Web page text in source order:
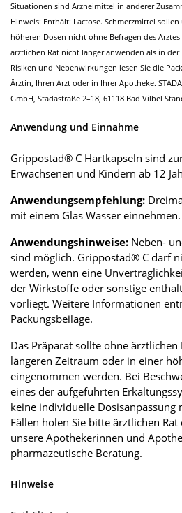
Situationen sind Arzneimittel in anderer
Hinweis: Enthält: Lactose. Schmerzmittel
höheren Dosen nicht ohne Befragen des
ärztlichen Rat nicht länger anwenden als in der
Risiken und Nebenwirkungen lesen Sie die
Ärztin, Ihren Arzt oder in Ihrer Apotheke.
GmbH, Stadastraße 2–18, 61118 Bad Vilbel
Anwendung und Einnahme
Grippostad® C Hartkapseln sind
Erwachsenen und Kindern ab 12
Anwendungsempfehlung:
mit einem Glas Wasser einnehmen.
Anwendungshinweise: Neben-
sind möglich. Grippostad® C darf
werden, wenn eine
der Wirkstoffe oder sonstige
vorliegt. Weitere Informationen
Packungsbeilage.
Das Präparat sollte ohne
längeren Zeitraum oder in einer
eingenommen werden. Bei
eines der aufgeführten
keine individuelle Dosisanpassung
Fällen holen Sie bitte ärztlichen
unsere Apothekerinnen und
pharmazeutische Beratung.
Hinweise